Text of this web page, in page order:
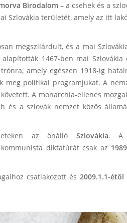
Birodalom – a csehek és a
Szlovákia területét, amely az itt
megszilárdult, és a mai
1467-ben mai Szlovákia
amely egészen 1918-ig
meg politikai programjukat. A
követett. A monarchia-ellenes
és a szlovák nemzet közös
az önálló Szlovákia. A
diktatúrát csak az
csatlakozott és 2009.1.1-étől